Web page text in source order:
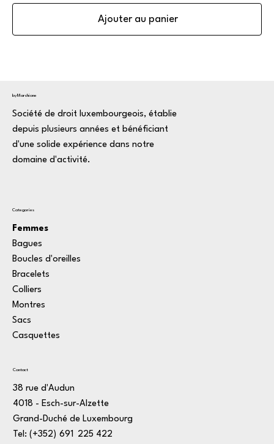
Ajouter au panier
byMarchione
Société de droit luxembourgeois, établie
depuis plusieurs années et bénéficiant
d'une solide expérience dans notre
domaine d'activité.
Categories
Femmes
Bagues
Boucles d'oreilles
Bracelets
Colliers
Montres
Sacs
Casquettes
Contact
38 rue d'Audun
4018 - Esch-sur-Alzette
Grand-Duché de Luxembourg
Tel: (+352) 691 225 422